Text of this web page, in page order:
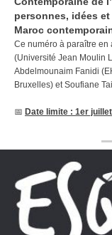
personnes, idées
Maroc
Ce numéro à paraître
(Université Jean Moulin
Abdelmounaim Fanidi
Bruxelles) et Soufiane
📅 Date limite : 1er